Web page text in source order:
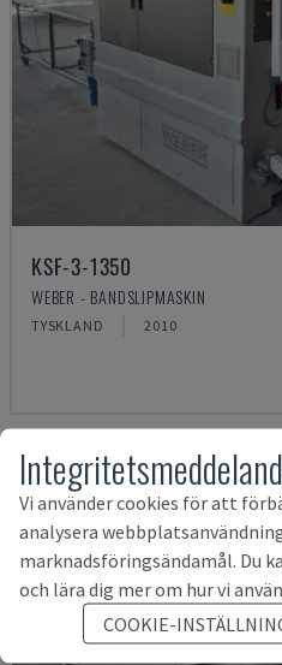
KSF-3-1350
WEBER - BANDSLIPMASKIN
TYSKLAND 2010
Vi använder cookies för att
analysera
marknadsföringsändamål. Du
och lära dig mer om hur vi
COOKIE-